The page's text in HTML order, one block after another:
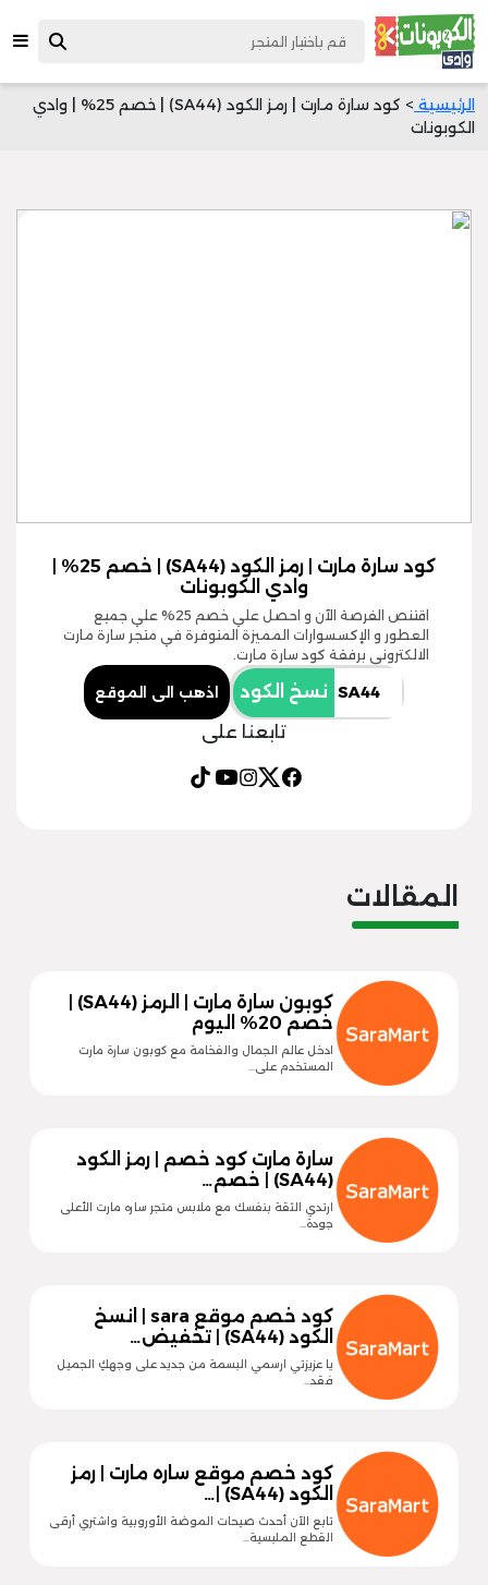
الرئيسية
> كود سارة مارت | رمز الكود (SA44) | خصم 25% | وادي
الكوبونات
كود سارة مارت | رمز الكود (SA44) | خصم 25% |
وادي الكوبونات
اقتنص الفرصة الآن و احصل علي خصم 25% علي جميع
العطور و الإكسسوارات المميزة المتوفرة في متجر سارة مارت
الالكتروني برفقة كود سارة مارت.
نسخ الكود اذهب الى الموقع
تابعنا على
المقالات
كوبون سارة مارت | الرمز (SA44) |
خصم 20% اليوم
ادخل عالم الجمال والفخامة مع كوبون سارة مارت
المستخدم على…
سارة مارت كود خصم | رمز الكود
(SA44) | خصم…
ارتدي الثقة بنفسك مع ملابس متجر ساره مارت الأعلى
جودة…
كود خصم موقع sara | انسخ
الكود (SA44) | تخفيض…
يا عزيزتي ارسمي البسمة من جديد على وجهكِ الجميل
فقد…
كود خصم موقع ساره مارت | رمز
الكود (SA44) |…
تابع الآن أحدث صيحات الموضة الأوروبية واشتري أرقى
القطع الملبسية…